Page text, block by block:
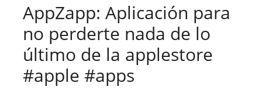
AppZapp: Aplicación para
no perderte nada de lo
último de la applestore
#apple #apps